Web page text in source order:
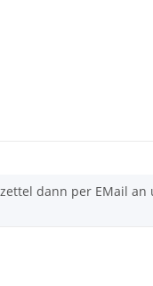
dann per EMail an